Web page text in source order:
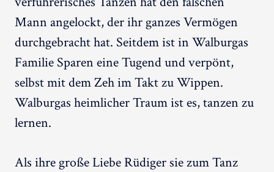
Mann angelockt, der ihr ganzes Vermögen
durchgebracht hat. Seitdem ist in Walburgas
Familie Sparen eine Tugend und verpönt,
selbst mit dem Zeh im Takt zu Wippen.
Walburgas heimlicher Traum ist es, tanzen zu
lernen.
Als ihre große Liebe Rüdiger sie zum Tanz